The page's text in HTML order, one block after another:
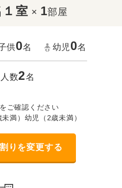
１室 × 1部屋
供0名 幼児0名
数2名
ご確認ください
満）幼児（2歳未満）
りを変更する